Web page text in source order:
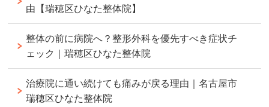
由【瑞穂区ひなた整体院】
整体の前に病院へ？整形外科を優先すべき症状チ
ェック｜瑞穂区ひなた整体院
治療院に通い続けても痛みが戻る理由｜名古屋市
瑞穂区ひなた整体院